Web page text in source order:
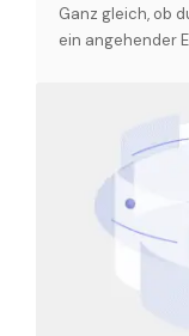
Ganz gleich, ob
ein angehender